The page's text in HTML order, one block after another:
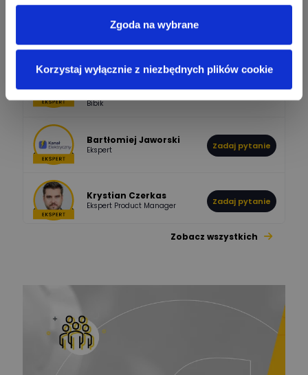
Zgoda na wybrane
Korzystaj wyłącznie z niezbędnych plików cookie
Odpowiedzi Ocen
DawidZak 796
Odpowiedzi
244
Ocen
Tomasz
Brzostowski
Ekspert ds. fotowoltaiki
Piotr Bibik
Bibik
Zadaj pytanie
Bartłomiej Jaworski
Ekspert Zadaj pytanie
Krystian Czerkas
Ekspert Product Manager Zadaj pytanie
Ekspert ds. prądu Zadaj pytanie
Krzysztof
Zadaj pytanie
Zobacz wszystkich